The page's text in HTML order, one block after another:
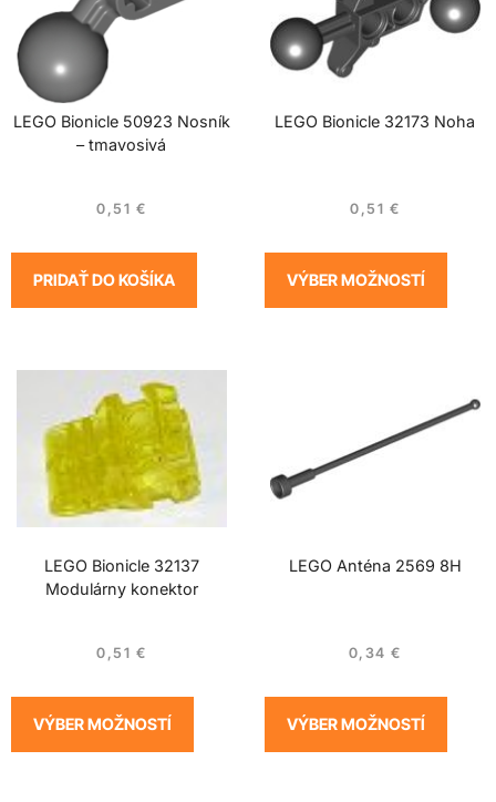
LEGO Bionicle 50923 Nosník
– tmavosivá
0,51 €
PRIDAŤ DO KOŠÍKA
LEGO Bionicle 32173 Noha
0,51 €
VÝBER MOŽNOSTÍ
LEGO Bionicle 32137
Modulárny konektor
0,51 €
VÝBER MOŽNOSTÍ
LEGO Anténa 2569 8H
0,34 €
VÝBER MOŽNOSTÍ